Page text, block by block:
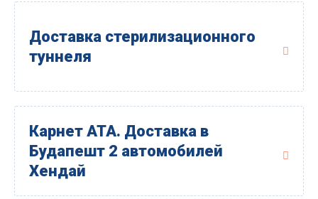
Доставка стерилизационного
туннеля
Карнет АТА. Доставка в
Будапешт 2 автомобилей
Хендай